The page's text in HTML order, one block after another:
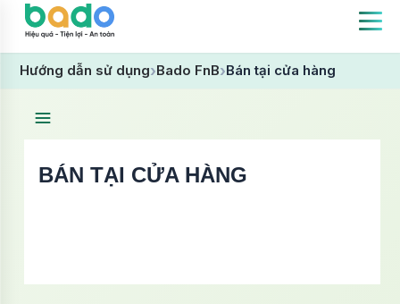
Hướng dẫn sử dụng Bado FnB Bán tại cửa hàng
BÁN TẠI CỬA HÀNG